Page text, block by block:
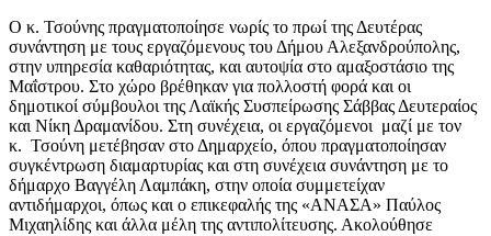
Ο κ. Τσούνης πραγματοποίησε νωρίς το πρωί της Δευτέρας
συνάντηση με τους εργαζόμενους του Δήμου Αλεξανδρούπολης,
στην υπηρεσία καθαριότητας, και αυτοψία στο αμαξοστάσιο της
Μαΐστρου. Στο χώρο βρέθηκαν για πολλοστή φορά και οι
δημοτικοί σύμβουλοι της Λαϊκής Συσπείρωσης Σάββας Δευτεραίος
και Νίκη Δραμανίδου. Στη συνέχεια, οι εργαζόμενοι μαζί με τον
κ. Τσούνη μετέβησαν στο Δημαρχείο, όπου πραγματοποίησαν
συγκέντρωση διαμαρτυρίας και στη συνέχεια συνάντηση με το
δήμαρχο Βαγγέλη Λαμπάκη, στην οποία συμμετείχαν
αντιδήμαρχοι, όπως και ο επικεφαλής της «ΑΝΑΣΑ» Παύλος
Μιχαηλίδης και άλλα μέλη της αντιπολίτευσης. Ακολούθησε